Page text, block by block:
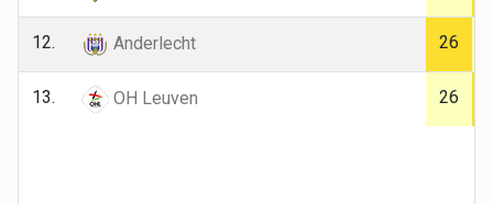
12. Anderlecht 26
13. OH Leuven 26